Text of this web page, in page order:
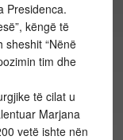
Presidenca.
këngë të
“Nënë
tim dhe
të cilat u
Marjana
vetë ishte nën